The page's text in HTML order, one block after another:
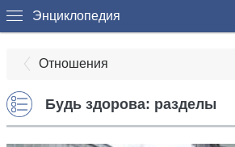
Энциклопедия
Отношения
Будь здорова: разделы